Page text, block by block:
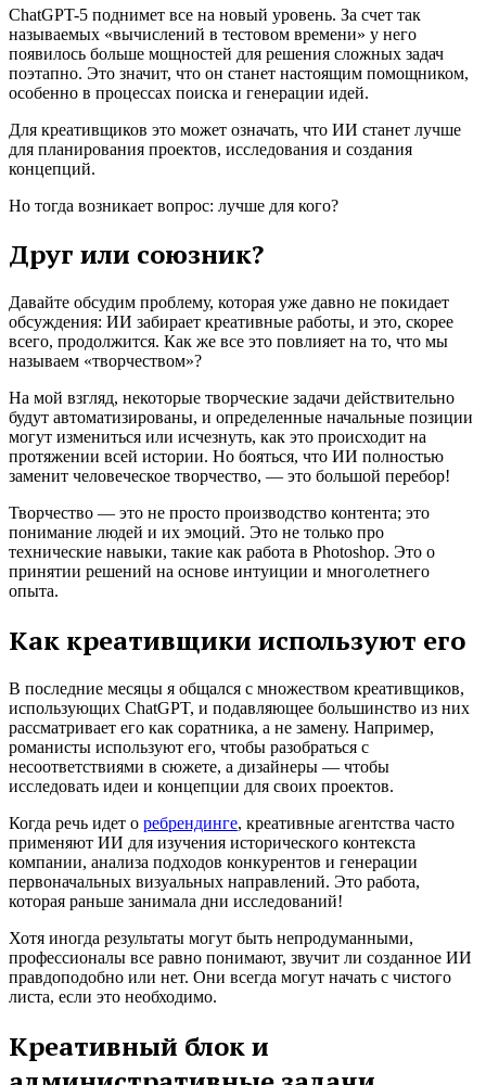
ChatGPT-5 поднимет все на новый уровень. За счет так
называемых «вычислений в тестовом времени» у него
появилось больше мощностей для решения сложных задач
поэтапно. Это значит, что он станет настоящим помощником,
особенно в процессах поиска и генерации идей.
Для креативщиков это может означать, что ИИ станет лучше
для планирования проектов, исследования и создания
концепций.
Но тогда возникает вопрос: лучше для кого?
Друг или союзник?
Давайте обсудим проблему, которая уже давно не покидает
обсуждения: ИИ забирает креативные работы, и это, скорее
всего, продолжится. Как же все это повлияет на то, что мы
называем «творчеством»?
На мой взгляд, некоторые творческие задачи действительно
будут автоматизированы, и определенные начальные позиции
могут измениться или исчезнуть, как это происходит на
протяжении всей истории. Но бояться, что ИИ полностью
заменит человеческое творчество, — это большой перебор!
Творчество — это не просто производство контента; это
понимание людей и их эмоций. Это не только про
технические навыки, такие как работа в Photoshop. Это о
принятии решений на основе интуиции и многолетнего
опыта.
Как креативщики используют его
В последние месяцы я общался с множеством креативщиков,
использующих ChatGPT, и подавляющее большинство из них
рассматривает его как соратника, а не замену. Например,
романисты используют его, чтобы разобраться с
несоответствиями в сюжете, а дизайнеры — чтобы
исследовать идеи и концепции для своих проектов.
Когда речь идет о ребрендинге, креативные агентства часто
применяют ИИ для изучения исторического контекста
компании, анализа подходов конкурентов и генерации
первоначальных визуальных направлений. Это работа,
которая раньше занимала дни исследований!
Хотя иногда результаты могут быть непродуманными,
профессионалы все равно понимают, звучит ли созданное ИИ
правдоподобно или нет. Они всегда могут начать с чистого
листа, если это необходимо.
Креативный блок и